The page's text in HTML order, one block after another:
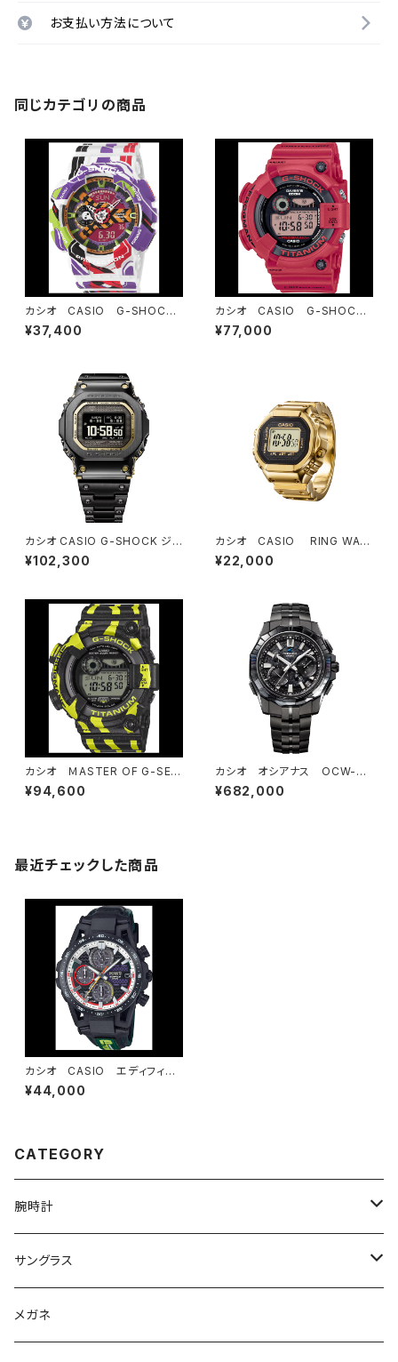
お支払い方法について
同じカテゴリの商品
カシオ CASIO G-SHOCK
ジーショック エヴァンゲリオ
ンコラボレーションモデル GA
¥37,400
カシオ CASIO G-SHOCK
ジーショック GW-8230NT
-4JR FROGMAN30周年記
¥77,000
カシオ CASIO G-SHOCK ジ
ーショック FULL METAL GM
W-BZ5000BD-1JF Partner
¥102,300
カシオ CASIO RING WAT
CH CRW-001G-9JR
¥22,000
カシオ ＭASTER OF G-SEA
FROGMAN GW-8200TPF
-1JR
¥94,600
カシオ オシアナス OCW-SG
1000-1AJR パートナーショッ
プモデル 600本限定（シリアル
¥682,000
最近チェックした商品
カシオ CASIO エディフィ
ス TOM’S 50th anniversar
y edition EFS-S641TMS-1
¥44,000
CATEGORY
腕時計
グランドセイコー
Elegance collection
セイコー
サングラス
オークリー
メガネ